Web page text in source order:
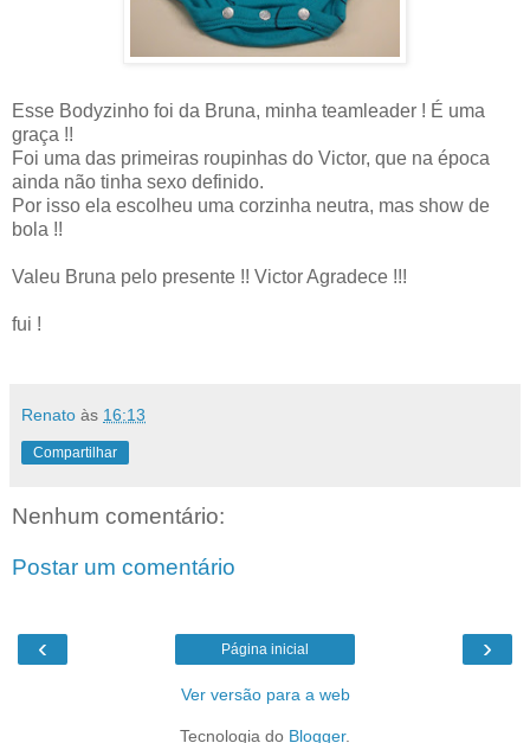
Esse Bodyzinho foi da Bruna, minha teamleader ! É uma
graça !!
Foi uma das primeiras roupinhas do Victor, que na época
ainda não tinha sexo definido.
Por isso ela escolheu uma corzinha neutra, mas show de
bola !!
Valeu Bruna pelo presente !! Victor Agradece !!!
fui !
Renato às 16:13
Compartilhar
Nenhum comentário:
Postar um comentário
‹ ›
Página inicial
Ver versão para a web
Tecnologia do Blogger.